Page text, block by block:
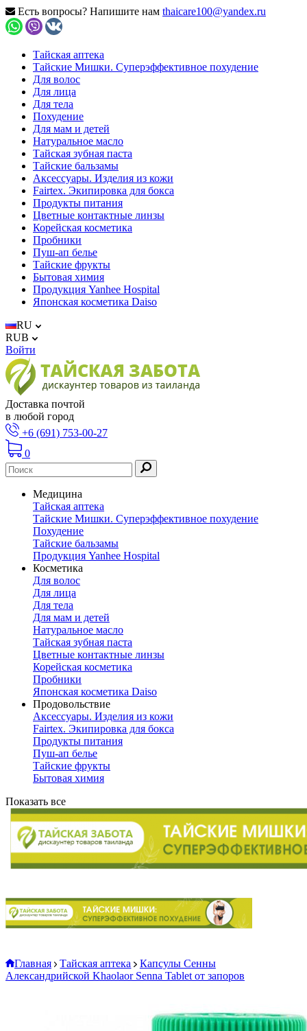
Есть вопросы? Напишите нам thaicare100@yandex.ru
Тайская аптека
Тайские Мишки. Суперэффективное похудение
Для волос
Для лица
Для тела
Похудение
Для мам и детей
Натуральное масло
Тайская зубная паста
Тайские бальзамы
Аксессуары. Изделия из кожи
Fairtex. Экипировка для бокса
Продукты питания
Цветные контактные линзы
Корейская косметика
Пробники
Пуш-ап белье
Тайские фрукты
Бытовая химия
Продукция Yanhee Hospital
Японская косметика Daiso
RU
RUB
Войти
Доставка почтой
в любой город
+6 (691) 753-00-27
0
Медицина
Тайская аптека
Тайские Мишки. Суперэффективное похудение
Похудение
Тайские бальзамы
Продукция Yanhee Hospital
Косметика
Для волос
Для лица
Для тела
Для мам и детей
Натуральное масло
Тайская зубная паста
Цветные контактные линзы
Корейская косметика
Пробники
Японская косметика Daiso
Продовольствие
Аксессуары. Изделия из кожи
Fairtex. Экипировка для бокса
Продукты питания
Пуш-ап белье
Тайские фрукты
Бытовая химия
Показать все
Главная Тайская аптека
Капсулы Сенны
Александрийской Khaolaor Senna Tablet от запоров